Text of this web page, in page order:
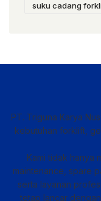
suku cadang
PT. Triguna Karya
kebutuhan forklift,
Kami tidak hanya
maintenance, spare
serta layanan
tetap lancar